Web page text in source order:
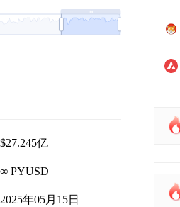
$27.245亿
∞ PYUSD
2025年05月15日